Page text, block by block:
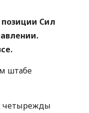
Сил
штабе
четырежды